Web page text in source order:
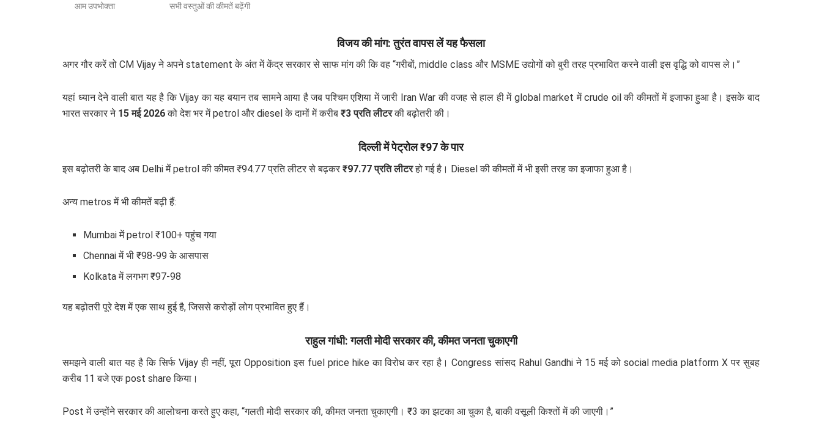
आम उपभोक्ता सभी वस्तुओं की कीमतें बढ़ेंगी
विजय की मांग: तुरंत वापस लें यह फैसला
अगर गौर करें तो CM Vijay ने अपने statement के अंत में केंद्र सरकार से साफ मांग की कि वह “गरीबों, middle class और MSME उद्योगों को बुरी तरह प्रभावित करने वाली इस वृद्धि को वापस ले।”
यहां ध्यान देने वाली बात यह है कि Vijay का यह बयान तब सामने आया है जब पश्चिम एशिया में जारी Iran War की वजह से हाल ही में global market में crude oil की कीमतों में इजाफा हुआ है। इसके बाद
भारत सरकार ने 15 मई 2026को देश भर में petrol और diesel के दामों में करीब ₹3 प्रति लीटरकी बढ़ोतरी की।
दिल्ली में पेट्रोल ₹97 के पार
इस बढ़ोतरी के बाद अब Delhi में petrol की कीमत ₹94.77 प्रति लीटर से बढ़कर ₹97.77 प्रति लीटरहो गई है। Diesel की कीमतों में भी इसी तरह का इजाफा हुआ है।
अन्य metros में भी कीमतें बढ़ी हैं:
Mumbai में petrol ₹100+ पहुंच गया
Chennai में भी ₹98-99 के आसपास
Kolkata में लगभग ₹97-98
यह बढ़ोतरी पूरे देश में एक साथ हुई है, जिससे करोड़ों लोग प्रभावित हुए हैं।
राहुल गांधी: गलती मोदी सरकार की, कीमत जनता चुकाएगी
समझने वाली बात यह है कि सिर्फ Vijay ही नहीं, पूरा Opposition इस fuel price hike का विरोध कर रहा है। Congress सांसद Rahul Gandhi ने 15 मई को social media platform X पर सुबह
करीब 11 बजे एक post share किया।
Post में उन्होंने सरकार की आलोचना करते हुए कहा, “गलती मोदी सरकार की, कीमत जनता चुकाएगी। ₹3 का झटका आ चुका है, बाकी वसूली किश्तों में की जाएगी।”